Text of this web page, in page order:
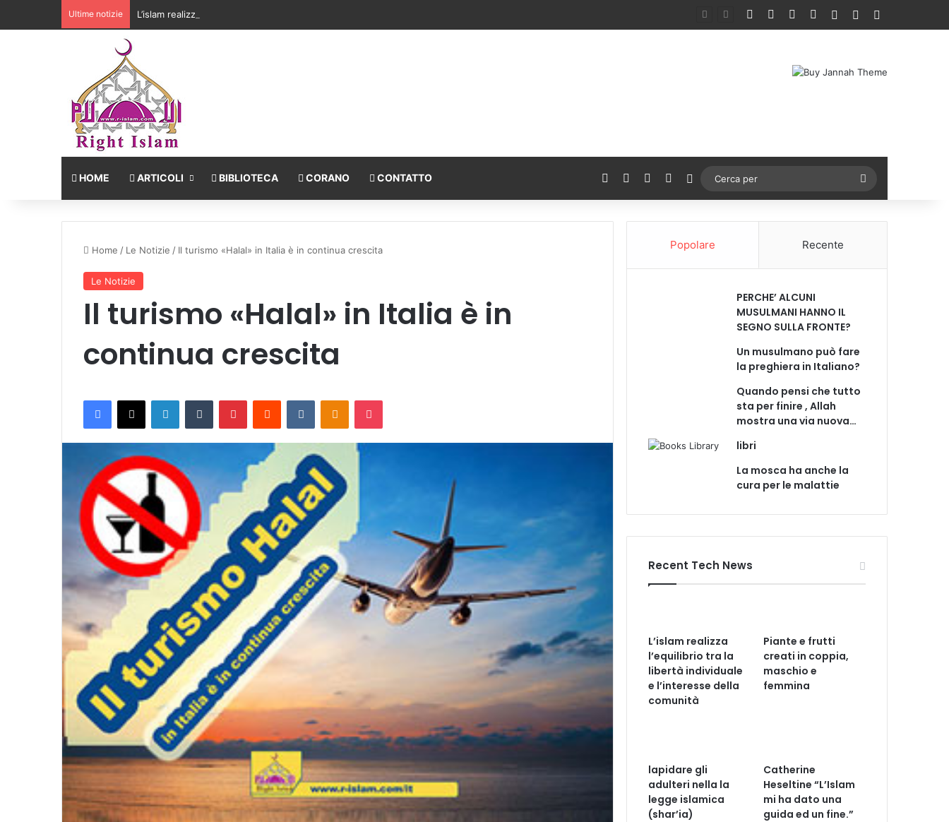
Ultime notizie L’islam realizza l’equilibrio tra la libertà individuale e l’interesse della comunità Facebook You TubeInstagram
AccediUn articolo a
HOME ARTICOLI BIBLIOTECA CORANO CONTATTO Facebook You TubeInstagram
Cambia aspetto
per
Home / Le Notizie / Il turismo «Halal» in Italia è in continua crescita
Le Notizie
Il turismo «Halal» in Italia è in
continua crescita
Popolare Recente
PERCHE’ ALCUNI
MUSULMANI HANNO IL
SEGNO SULLA FRONTE?
Un musulmano può fare
la preghiera in Italiano?
Quando pensi che tutto
sta per finire , Allah
mostra una via nuova…
libri
La mosca ha anche la
cura per le malattie
Recent Tech News
L’islam realizza
l’equilibrio tra la
libertà individuale
e l’interesse della
comunità
Piante e frutti
creati in coppia,
maschio e
femmina
lapidare gli
adulteri nella la
legge islamica
(shar’ia)
Catherine
Heseltine “L’Islam
mi ha dato una
guida ed un fine.”